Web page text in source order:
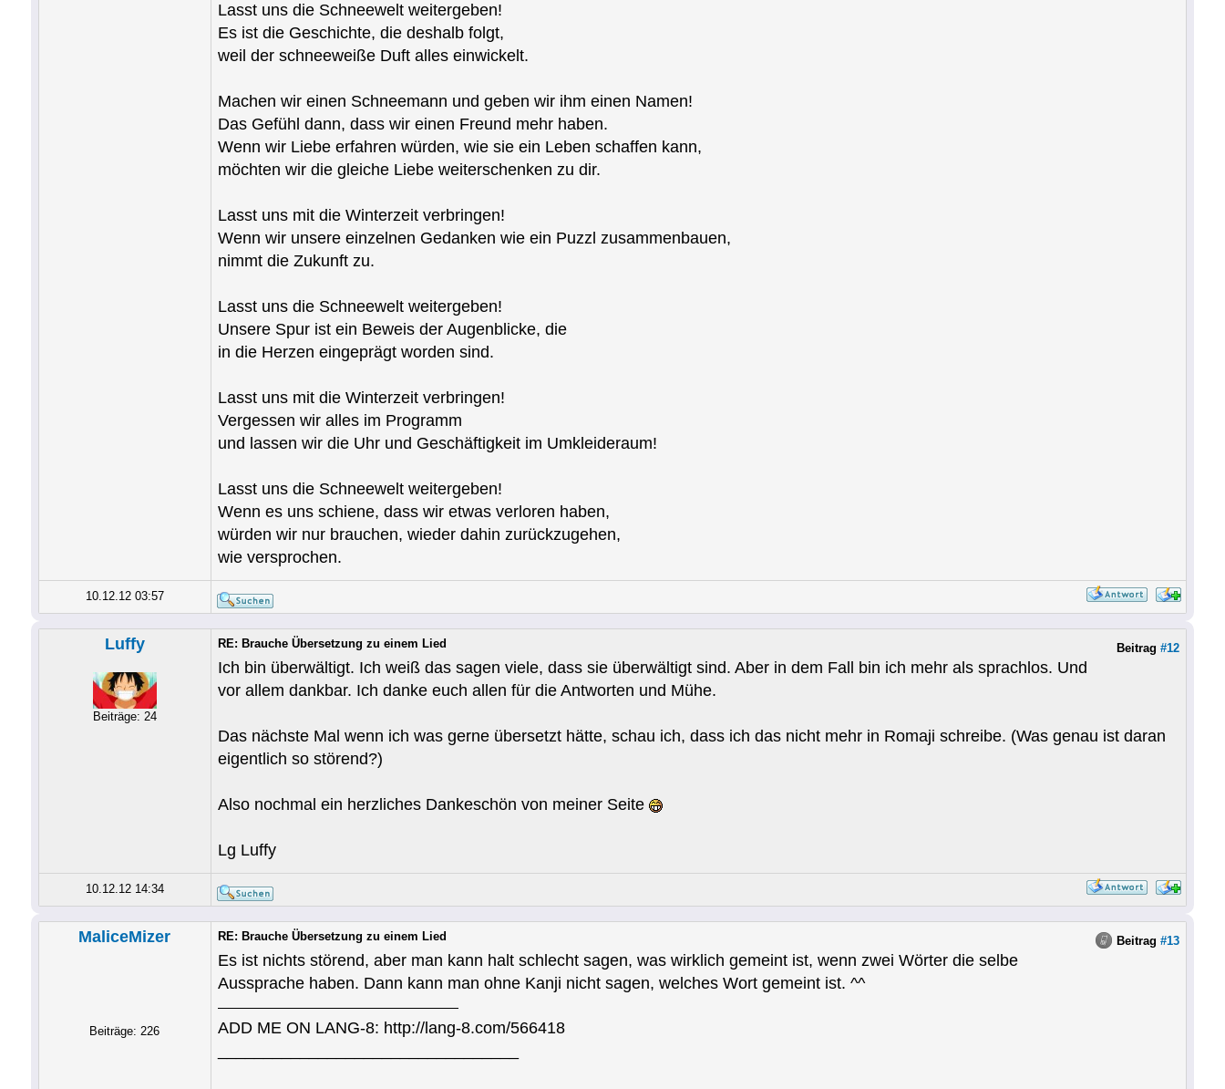
Lasst uns die Schneewelt weitergeben!
Es ist die Geschichte, die deshalb folgt,
weil der schneeweiße Duft alles einwickelt.
Machen wir einen Schneemann und geben wir ihm einen Namen!
Das Gefühl dann, dass wir einen Freund mehr haben.
Wenn wir Liebe erfahren würden, wie sie ein Leben schaffen kann,
möchten wir die gleiche Liebe weiterschenken zu dir.
Lasst uns mit die Winterzeit verbringen!
Wenn wir unsere einzelnen Gedanken wie ein Puzzl zusammenbauen,
nimmt die Zukunft zu.
Lasst uns die Schneewelt weitergeben!
Unsere Spur ist ein Beweis der Augenblicke, die
in die Herzen eingeprägt worden sind.
Lasst uns mit die Winterzeit verbringen!
Vergessen wir alles im Programm
und lassen wir die Uhr und Geschäftigkeit im Umkleideraum!
Lasst uns die Schneewelt weitergeben!
Wenn es uns schiene, dass wir etwas verloren haben,
würden wir nur brauchen, wieder dahin zurückzugehen,
wie versprochen.
10.12.12 03:57
Luffy
Beiträge: 24
Beitrag #12
RE: Brauche Übersetzung zu einem Lied
Ich bin überwältigt. Ich weiß das sagen viele, dass sie überwältigt sind. Aber in dem Fall bin ich mehr als sprachlos. Und
vor allem dankbar. Ich danke euch allen für die Antworten und Mühe.
Das nächste Mal wenn ich was gerne übersetzt hätte, schau ich, dass ich das nicht mehr in Romaji schreibe. (Was genau ist daran
eigentlich so störend?)
Also nochmal ein herzliches Dankeschön von meiner Seite
Lg Luffy
10.12.12 14:34
MaliceMizer
Beiträge: 226
Beitrag #13
RE: Brauche Übersetzung zu einem Lied
Es ist nichts störend, aber man kann halt schlecht sagen, was wirklich gemeint ist, wenn zwei Wörter die selbe
Aussprache haben. Dann kann man ohne Kanji nicht sagen, welches Wort gemeint ist. ^^
ADD ME ON LANG-8: http://lang-8.com/566418